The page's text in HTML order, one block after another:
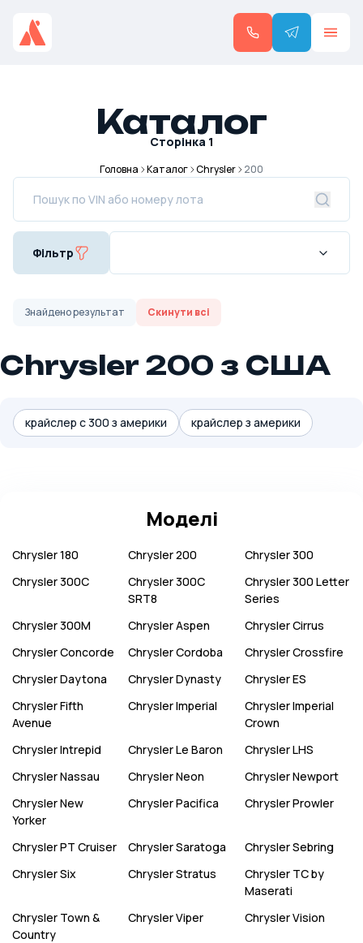
Каталог
Сторінка 1
Головна Каталог Chrysler 200
Фільтр
Знайденорезультат Скинути всі
Chrysler 200 з США
крайслер с 300 з америки крайслер з америки
Моделі
Chrysler180 Chrysler200 Chrysler300
Chrysler300C Chrysler300C
SRT8
Chrysler300 Letter
Series
Chrysler300M ChryslerAspen ChryslerCirrus
ChryslerConcorde ChryslerCordoba ChryslerCrossfire
ChryslerDaytona ChryslerDynasty ChryslerES
ChryslerFifth
Avenue
ChryslerImperial ChryslerImperial
Crown
ChryslerIntrepid ChryslerLe Baron ChryslerLHS
ChryslerNassau ChryslerNeon ChryslerNewport
ChryslerNew
Yorker
ChryslerPacifica ChryslerProwler
ChryslerPT Cruiser ChryslerSaratoga ChryslerSebring
ChryslerSix ChryslerStratus Chrysler TC by
Maserati
Chrysler Town &
Country
ChryslerViper ChryslerVision